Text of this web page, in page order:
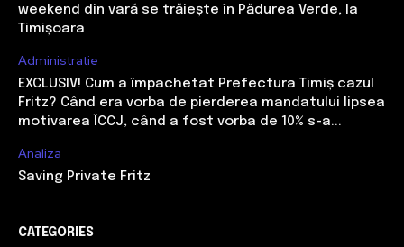
weekend din vară se trăiește în Pădurea Verde, la
Timișoara
Administratie
EXCLUSIV! Cum a împachetat Prefectura Timiș cazul
Fritz? Când era vorba de pierderea mandatului lipsea
motivarea ÎCCJ, când a fost vorba de 10% s-a...
Analiza
Saving Private Fritz
CATEGORIES